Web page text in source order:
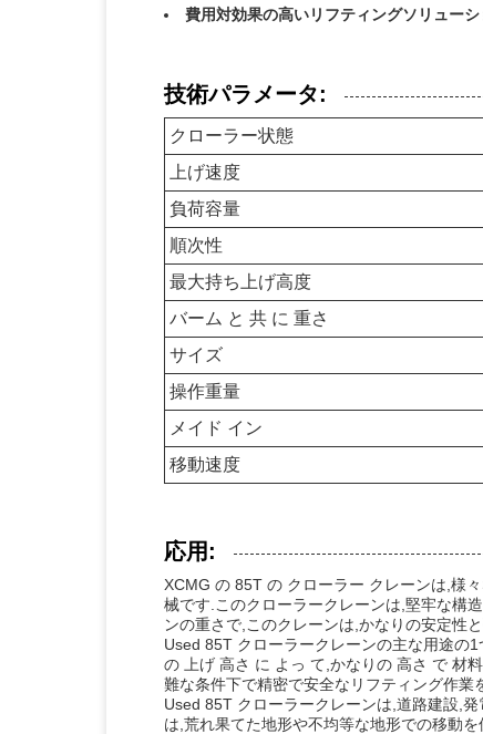
費用対効果の高いリフティングソリュー
技術パラメータ:
クローラー状態
上げ速度
負荷容量
順次性
最大持ち上げ高度
バーム と 共 に 重さ
サイズ
操作重量
メイド イン
移動速度
応用:
XCMG の 85T の クローラー クレーンは,様
械です.このクローラークレーンは,堅牢な構
ンの重さで,このクレーンは,かなりの安定性
Used 85T クローラークレーンの主な用途の
の 上げ 高さ に よっ て,かなりの 高さ で 材
難な条件下で精密で安全なリフティング作業
Used 85T クローラークレーンは,道路建設,
は,荒れ果てた地形や不均等な地形での移動